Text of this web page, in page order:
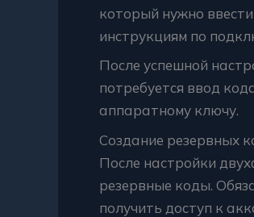
который нужно
инструкциям по
После успешной
потребуется ввод
аппаратному ключу.
Создание резервных
После настройки
резервные коды.
получить доступ к